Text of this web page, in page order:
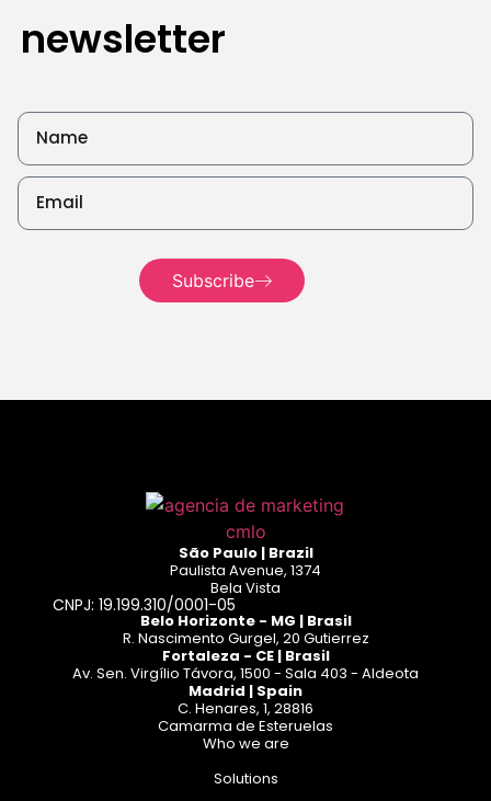
Read
more
newsletter
Subscribe
São Paulo | Brazil
Paulista Avenue, 1374
Bela Vista
CNPJ: 19.199.310/0001-05
Belo Horizonte - MG | Brasil
R. Nascimento Gurgel, 20 Gutierrez
Fortaleza - CE | Brasil
Av. Sen. Virgílio Távora, 1500 - Sala 403 - Aldeota
Madrid | Spain
C. Henares, 1, 28816
Camarma de Esteruelas
Who we are
Solutions